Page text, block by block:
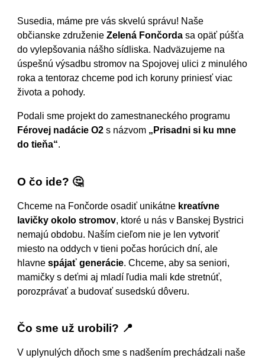
Susedia, máme pre vás skvelú správu! Naše
občianske združenieZelená Fončorda sa opäť púšťa
do vylepšovania nášho sídliska. Nadväzujeme na
úspešnú výsadbu stromov na Spojovej ulici z minulého
roka a tentoraz chceme pod ich koruny priniesť viac
života a pohody.
Podali sme projekt do zamestnaneckého programu
Férovej nadácie O2 s názvom „Prisadni si ku mne
do tieňa“.
O čo ide? 🤔
Chceme na Fončorde osadiť unikátne kreatívne
lavičky okolo stromov, ktoré u nás v Banskej Bystrici
nemajú obdobu. Naším cieľom nie je len vytvoriť
miesto na oddych v tieni počas horúcich dní, ale
hlavnespájať generácie. Chceme, aby sa seniori,
mamičky s deťmi aj mladí ľudia mali kde stretnúť,
porozprávať a budovať susedskú dôveru.
Čo sme už urobili? 📍
V uplynulých dňoch sme s nadšením prechádzali naše